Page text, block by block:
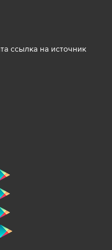
ссылка на источник